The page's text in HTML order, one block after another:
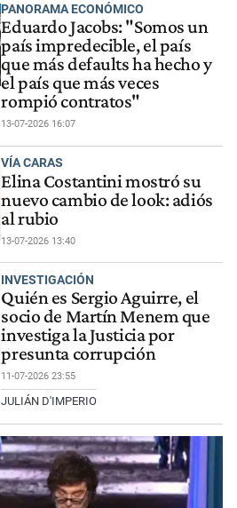
PANORAMA ECONÓMICO
Eduardo Jacobs: "Somos un
país impredecible, el país
que más defaults ha hecho y
el país que más veces
rompió contratos"
13-07-2026 16:07
VÍA CARAS
Elina Costantini mostró su
nuevo cambio de look: adiós
al rubio
13-07-2026 13:40
INVESTIGACIÓN
Quién es Sergio Aguirre, el
socio de Martín Menem que
investiga la Justicia por
presunta corrupción
11-07-2026 23:55
JULIÁN D'IMPERIO